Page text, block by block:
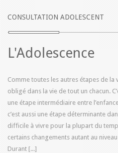
CONSULTATION ADOLESCENT
L'Adolescence
Comme toutes les autres étapes de la
obligé dans la vie de tout un chacun.
une étape intermédiaire entre
c’est aussi une étape déterminante
difficile à vivre pour la plupart du
certains changements autant au
Durant [...]